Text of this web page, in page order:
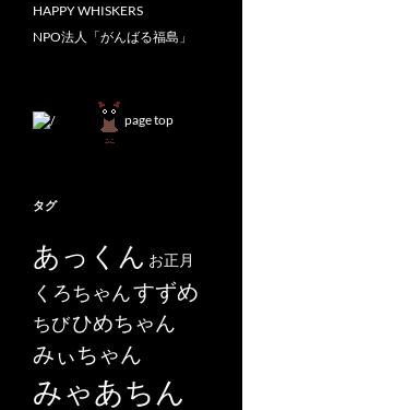
HAPPY WHISKERS
NPO法人「がんばる福島」
page top
タグ
あっくん お正月
くろちゃんすずめ
ちびひめちゃん
みぃちゃん
みゃあちん